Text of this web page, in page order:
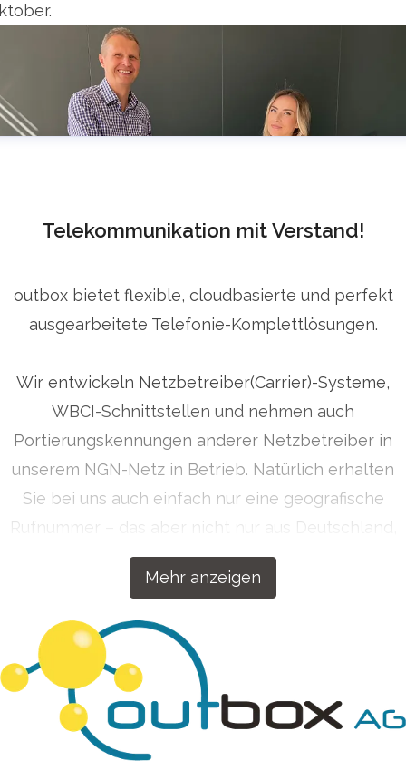
Telekommunikation mit Verstand!
Mehr anzeigen
outbox bietet flexible, cloudbasierte und perfekt
ausgearbeitete Telefonie-Komplettlösungen.
Wir entwickeln Netzbetreiber(Carrier)-Systeme,
WBCI-Schnittstellen und nehmen auch
Portierungskennungen anderer Netzbetreiber in
unserem NGN-Netz in Betrieb. Natürlich erhalten
Sie bei uns auch einfach nur eine geografische
Rufnummer – das aber nicht nur aus Deutschland,
sondern auf Wunsch auch aus über 50 Ländern
weltweit. Getreu dem Motto „Wenn wir etwas
unsere Kommunikationslösungen für Ihren Erfolg
konzipiert.